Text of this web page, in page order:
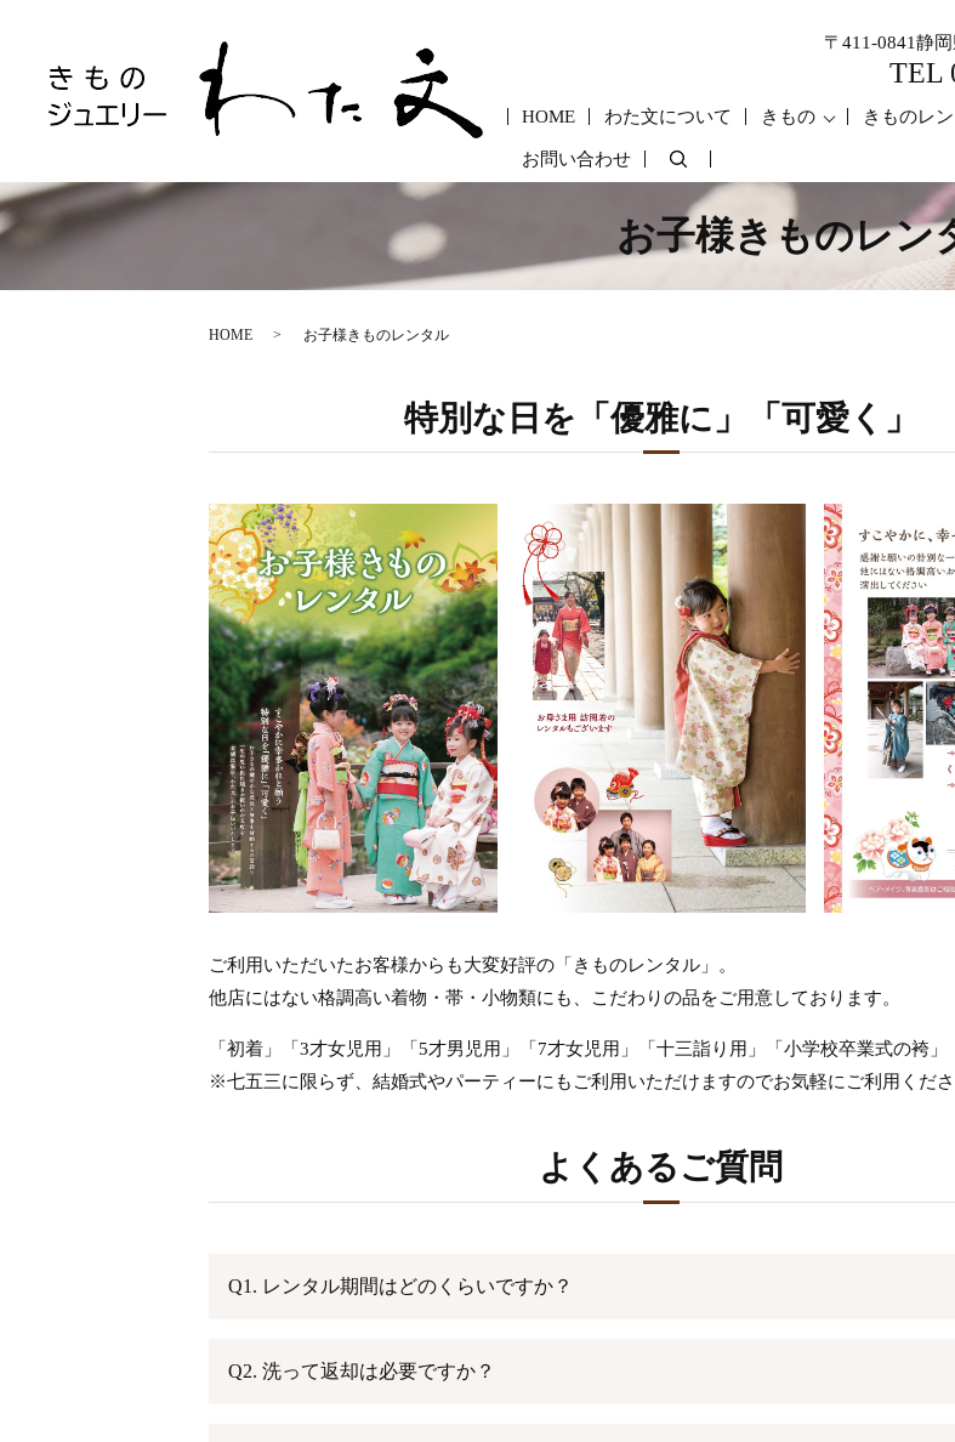
〒411-0841静
TEL
HOME わた文について きもの きものレ
お問い合わせ
お子様きものレン
HOME お子様きものレンタル
特別な日を 「優雅に」「可愛く」
ご利用いただいたお客様からも大変好評の「きものレンタル」。
他店にはない格調高い着物・帯・小物類にも、こだわりの品をご用意しております。
「初着」「3才女児用」「5才男児用」「7才女児用」「十三詣り用」「小学校卒業式の袴」
※七五三に限らず、結婚式やパーティーにもご利用いただけますのでお気軽にご利用くださ
よくあるご質問
Q1. レンタル期間はどのくらいですか？
Q2. 洗って返却は必要ですか？